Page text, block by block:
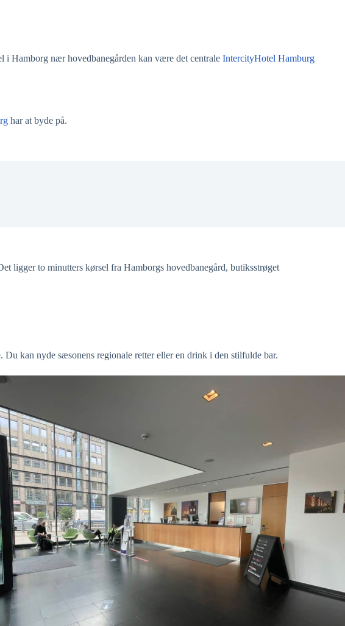
i Hamborg nær hovedbanegården kan være det centrale IntercityHotel Hamburg
har at byde på.
ligger to minutters kørsel fra Hamborgs hovedbanegård, butiksstrøget
kan nyde sæsonens regionale retter eller en drink i den stilfulde bar.